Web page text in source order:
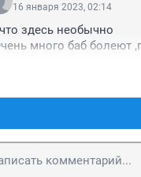
16 января 2023, 02:14
здесь необычно
много баб болеют